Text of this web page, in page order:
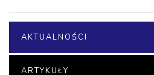
AKTUALNOŚCI
ARTYKUŁY